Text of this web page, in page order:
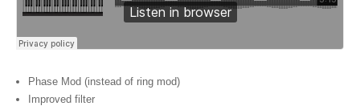
Phase Mod (instead of ring mod)
Improved filter